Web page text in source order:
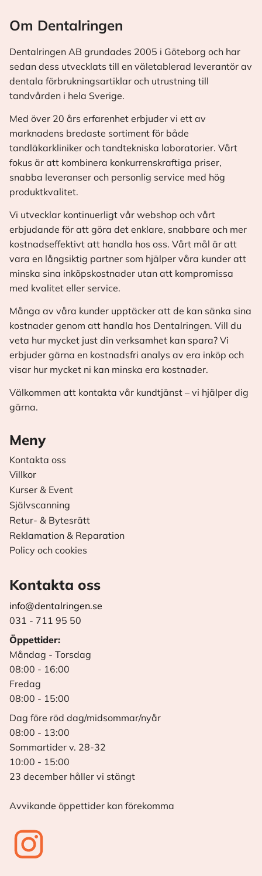
Om Dentalringen
Dentalringen AB grundades 2005 i Göteborg och har
sedan dess utvecklats till en väletablerad leverantör av
dentala förbrukningsartiklar och utrustning till
tandvården i hela Sverige.
Med över 20 års erfarenhet erbjuder vi ett av
marknadens bredaste sortiment för både
tandläkarkliniker och tandtekniska laboratorier. Vårt
fokus är att kombinera konkurrenskraftiga priser,
snabba leveranser och personlig service med hög
produktkvalitet.
Vi utvecklar kontinuerligt vår webshop och vårt
erbjudande för att göra det enklare, snabbare och mer
kostnadseffektivt att handla hos oss. Vårt mål är att
vara en långsiktig partner som hjälper våra kunder att
minska sina inköpskostnader utan att kompromissa
med kvalitet eller service.
Många av våra kunder upptäcker att de kan sänka sina
kostnader genom att handla hos Dentalringen. Vill du
veta hur mycket just din verksamhet kan spara? Vi
erbjuder gärna en kostnadsfri analys av era inköp och
visar hur mycket ni kan minska era kostnader.
Välkommen att kontakta vår kundtjänst – vi hjälper dig
gärna.
Meny
Kontakta oss
Villkor
Kurser & Event
Självscanning
Retur- & Bytesrätt
Reklamation & Reparation
Policy och cookies
Kontakta oss
info@dentalringen.se
031 - 711 95 50
Öppettider:
Måndag - Torsdag
08:00 - 16:00
Fredag
08:00 - 15:00
Dag före röd dag/midsommar/nyår
08:00 - 13:00
Sommartider v. 28-32
10:00 - 15:00
23 december håller vi stängt
Avvikande öppettider kan förekomma